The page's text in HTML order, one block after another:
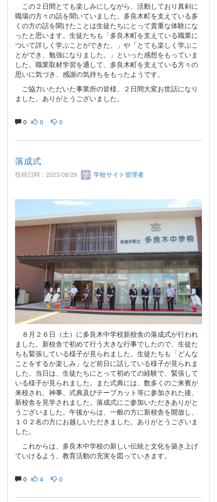
この２日間とても楽しみにしながら、活動しており真剣に
職場の方々の話を聞いていました。多良木町を支えている多
くの方の話を聞けたことは生徒たちにとって貴重な体験にな
ったと思います。生徒たちも「多良木町を支えている職業に
ついて詳しく学ぶことができた。」や「とても楽しく学ぶこ
とができ、勉強になりました。」といった感想をもっていま
した。職業取材学習を通して、多良木町を支えている方々の
思いに気づき、感謝の気持ちをもったようです。
ご協力いただいた事業所の皆様、２日間大変お世話になり
ました。ありがとうございました。
0 0 0
落成式
投稿日時 : 2023/08/29 学校サイト管理者
８月２６日（土）に多良木中学校新校舎の落成式が行われ
ました。新校舎で初めて行う大きな行事でしたので、生徒た
ちも緊張している様子が見られました。生徒たちも「どんな
ことをするか楽しみ」など前日に話している様子が見られま
した。当日は、生徒たちにとって初めての経験で、緊張して
いる様子が見られました。また式典には、数多くのご来賓が
来校され、神事、式典及びテープカット等に参加された後、
新校舎を見学されました。落成式にご参加いただきありがと
うございました。午後からは、一般の方に新校舎を開放し、
１０２名の方にお越しいただきました。ありがとうございま
した。
これからは、多良木中学校の新しい伝統と文化を築き上げ
ていけるよう、教育活動の充実を図っていきます。
0 4 0